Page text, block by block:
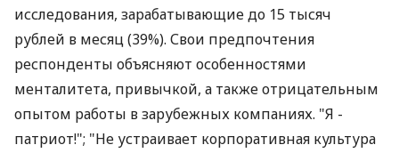
исследования, зарабатывающие до 15 тысяч
рублей в месяц (39%). Свои предпочтения
респонденты объясняют особенностями
менталитета, привычкой, а также отрицательным
опытом работы в зарубежных компаниях. "Я -
патриот!"; "Не устраивает корпоративная культура